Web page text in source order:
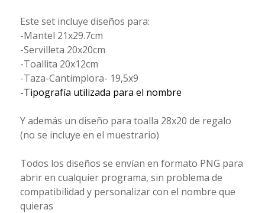
Este set incluye diseños para:
-Mantel 21x29.7cm
-Servilleta 20x20cm
-Toallita 20x12cm
-Taza-Cantimplora- 19,5x9
-Tipografía utilizada para el nombre
Y además un diseño para toalla 28x20 de regalo
(no se incluye en el muestrario)
Todos los diseños se envían en formato PNG para
abrir en cualquier programa, sin problema de
compatibilidad y personalizar con el nombre que
quieras